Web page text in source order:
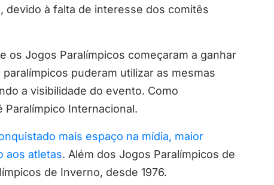
devido à falta de interesse dos comitês
os Jogos Paralímpicos começaram a ganhar
puderam utilizar as mesmas
a visibilidade do evento. Como
Paralímpico Internacional.
mais espaço na mídia, maior
aos atletas. Além dos Jogos Paralímpicos de
de Inverno, desde 1976.